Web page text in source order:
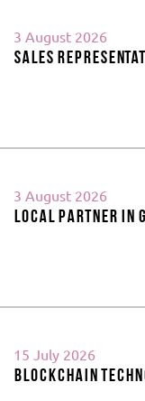
3 August 2026
Sales
3 August 2026
local partner in
15 July 2026
Blockchain